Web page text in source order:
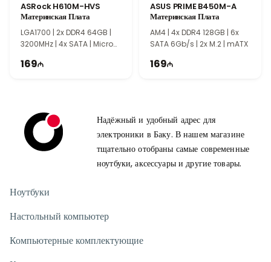
ASRock H610M-HVS
Материнская Плата
LGA1700​​​​​​​ | 2x DDR4 64GB |
3200MHz | 4x SATA | Micro
169
ASUS PRIME B450M-A
Материнская Плата
AM4 | 4x DDR4 128GB | 6x
SATA 6Gb/s | 2x M.2 | mATX
169
Надёжный и удобный адрес для
электроники в Баку. В нашем магазине
тщательно отобраны самые современные
ноутбуки, аксессуары и другие товары.
Ноутбуки
Настольный компьютер
Компьютерные комплектующие